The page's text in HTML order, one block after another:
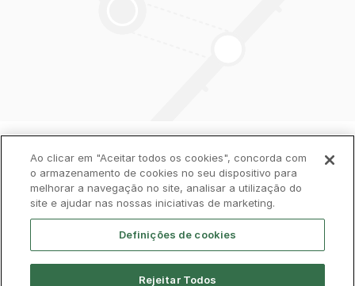
Política de Privacidade Livro de Reclamações
Cookies Aviso Legal Acessibilidade
Ao clicar em "Aceitar todos os cookies", concorda com
o armazenamento de cookies no seu dispositivo para
melhorar a navegação no site, analisar a utilização do
site e ajudar nas nossas iniciativas de marketing.
Definições de cookies
Rejeitar Todos